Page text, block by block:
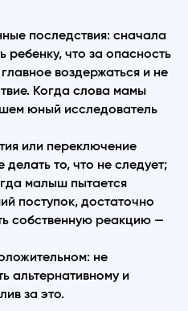
последствия: сначала
ребенку, что за опасность
воздержаться и не
Когда слова мамы
юный исследователь
или переключение
делать то, что не следует;
малыш пытается
поступок, достаточно
собственную реакцию —
не
альтернативному и
за это.